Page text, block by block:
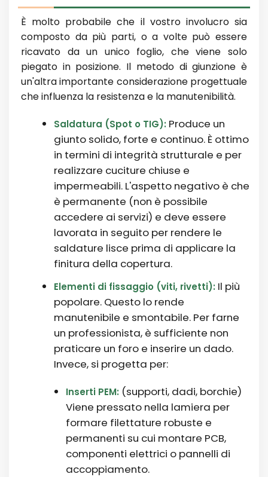
È molto probabile che il vostro involucro sia
composto da più parti, o a volte può essere
ricavato da un unico foglio, che viene solo
piegato in posizione. Il metodo di giunzione è
un'altra importante considerazione progettuale
che influenza la resistenza e la manutenibilità.
Saldatura (Spot o TIG): Produce un
giunto solido, forte e continuo. È ottimo
in termini di integrità strutturale e per
realizzare cuciture chiuse e
impermeabili. L'aspetto negativo è che
è permanente (non è possibile
accedere ai servizi) e deve essere
lavorata in seguito per rendere le
saldature lisce prima di applicare la
finitura della copertura.
Elementi di fissaggio (viti, rivetti): Il più
popolare. Questo lo rende
manutenibile e smontabile. Per farne
un professionista, è sufficiente non
praticare un foro e inserire un dado.
Invece, si progetta per:
Inserti PEM: (supporti, dadi, borchie)
Viene pressato nella lamiera per
formare filettature robuste e
permanenti su cui montare PCB,
componenti elettrici o pannelli di
accoppiamento.